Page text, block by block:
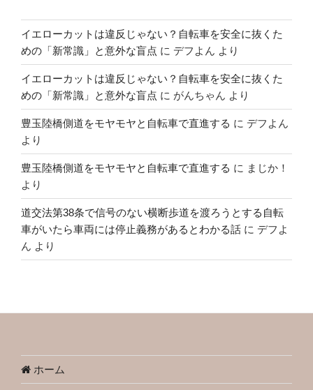
イエローカットは違反じゃない？自転車を安全に抜くた
めの「新常識」と意外な盲点 に デフよん より
イエローカットは違反じゃない？自転車を安全に抜くた
めの「新常識」と意外な盲点 に がんちゃん より
豊玉陸橋側道をモヤモヤと自転車で直進する に デフよん
より
豊玉陸橋側道をモヤモヤと自転車で直進する に まじか！
より
道交法第38条で信号のない横断歩道を渡ろうとする自転
車がいたら車両には停止義務があるとわかる話 に デフよ
ん より
ホーム